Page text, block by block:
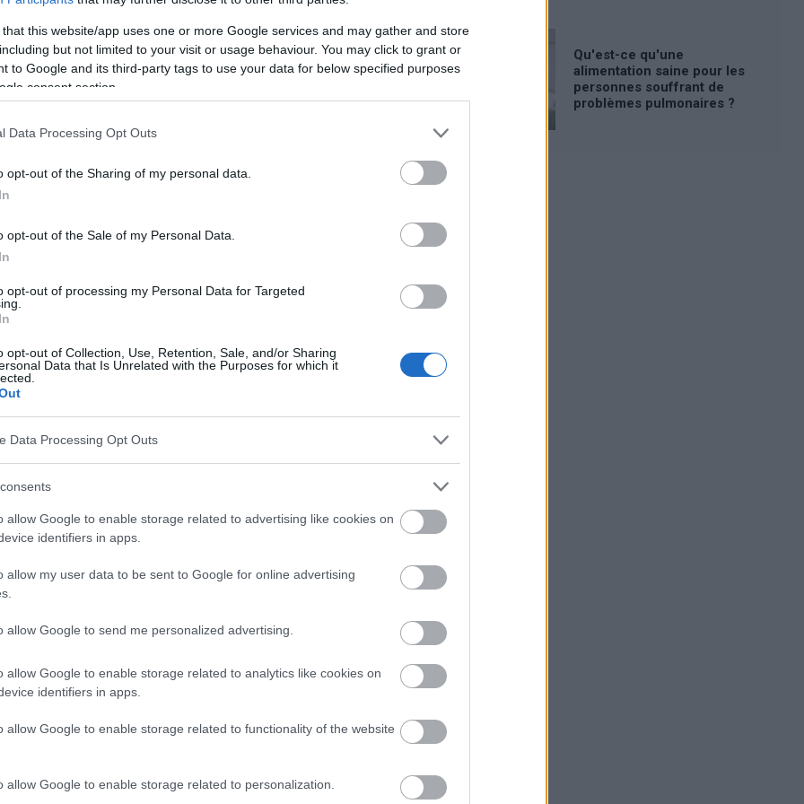
that this website/app uses one or more Google services and may gather and store
but not limited to your visit or usage behaviour. You may click to grant or
to Google and its third-party tags to use your data for below specified purposes
consent section.
Data Processing Opt Outs
opt-out of the Sharing of my personal data.
opt-out of the Sale of my Personal Data.
opt-out of processing my Personal Data for Targeted
opt-out of Collection, Use, Retention, Sale, and/or Sharing
Data that Is Unrelated with the Purposes for which it
Data Processing Opt Outs
allow Google to enable storage related to advertising like cookies on
identifiers in apps.
allow my user data to be sent to Google for online advertising
allow Google to send me personalized advertising.
allow Google to enable storage related to analytics like cookies on
identifiers in apps.
allow Google to enable storage related to functionality of the website
allow Google to enable storage related to personalization.
en fibres
sont les parties non absorbables des
sans modification. Bien qu'elles ne
digestif humain, les fibres jouent un rôle clé dans
principaux de fibres : les fibres solubles et les fibres
principaux :
à réguler le taux de sucre dans le sang. On les
et les produits à base de céréales
Qu'est-ce qu'une
alimentation saine pour les
personnes souffrant de
problèmes pulmonaires ?